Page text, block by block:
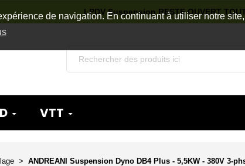
de navigation. En continuant à utiliser notre
LPDV Suspension RESTE OUVERT
VTT
ANDREANI Suspension Dyno DB4 Plus - 5,5KW - 380V 3-